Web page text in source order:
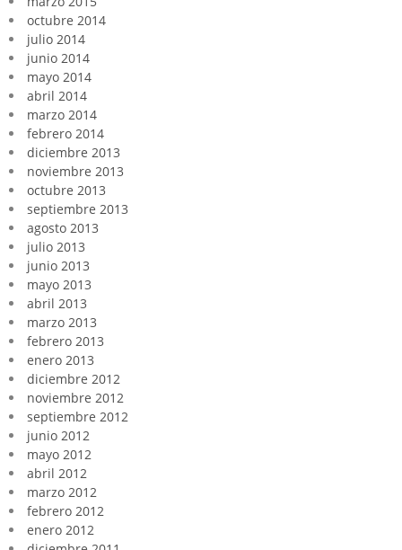
octubre 2014
julio 2014
junio 2014
mayo 2014
abril 2014
marzo 2014
febrero 2014
diciembre 2013
noviembre 2013
octubre 2013
septiembre 2013
agosto 2013
julio 2013
junio 2013
mayo 2013
abril 2013
marzo 2013
febrero 2013
enero 2013
diciembre 2012
noviembre 2012
septiembre 2012
junio 2012
mayo 2012
abril 2012
marzo 2012
febrero 2012
enero 2012